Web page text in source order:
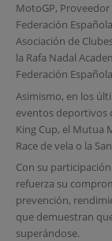
MotoGP, Proveedor
Federación
Asociación de
la Rafa Nadal
Federación
Asimismo, en los
eventos deportivos
King Cup, el Mutua
Race de vela o la
Con su
refuerza su
prevención,
que demuestran
superándose.